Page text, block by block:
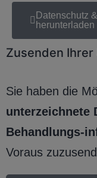
Datenschutz
herunterladen
Zusenden Ihrer
Sie haben die
unterzeichnete
Behandlungs-
Voraus